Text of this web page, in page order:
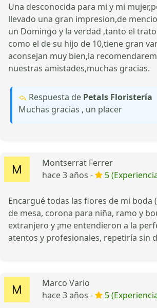
Una desconocida para mi y mi
llevado una gran impresion,de
un Domingo y la verdad ,tanto el
como el de su hijo de 10,tiene gran
aconsejan muy bien,la
nuestras amistades,muchas gracias.
Respuesta de Petals Floristería
Muchas gracias , un placer
Montserrat Ferrer
hace 3 años -
5
Encargué todas las flores de mi boda
de mesa, corona para niña, ramo y
extranjero y ¡me entendieron a la
atentos y profesionales, repetiría sin
Marco Vario
hace 3 años -
5